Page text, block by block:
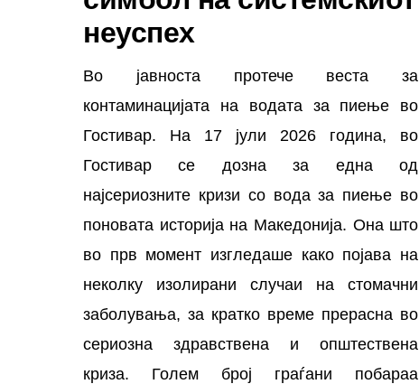
неуспех
Во јавноста протече веста за
контаминацијата на водата за пиење во
Гостивар. На 17 јули 2026 година, во
Гостивар се дозна за една од
најсериозните кризи со вода за пиење во
поновата историја на Македонија. Она што
во прв момент изгледаше како појава на
неколку изолирани случаи на стомачни
заболувања, за кратко време прерасна во
сериозна здравствена и општествена
криза. Голем број граѓани побараа